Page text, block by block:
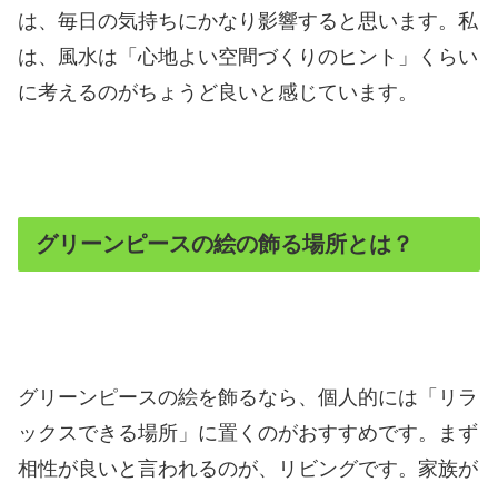
は、毎日の気持ちにかなり影響すると思います。私
は、風水は「心地よい空間づくりのヒント」くらい
に考えるのがちょうど良いと感じています。
グリーンピースの絵の飾る場所とは？
グリーンピースの絵を飾るなら、個人的には「リラ
ックスできる場所」に置くのがおすすめです。まず
相性が良いと言われるのが、リビングです。家族が